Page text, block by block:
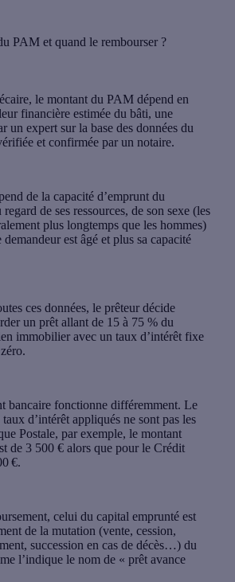
PAM et quand le rembourser ?
le montant du PAM dépend en
financière estimée du bâti, une
un expert sur la base des données du
et confirmée par un notaire.
de la capacité d’emprunt du
de ses ressources, de son sexe (les
plus longtemps que les hommes)
est âgé et plus sa capacité
ces données, le prêteur décide
un prêt allant de 15 à 75 % du
immobilier avec un taux d’intérêt fixe
.
bancaire fonctionne différemment. Le
d’intérêt appliqués ne sont pas les
Postale, par exemple, le montant
de 3 500 € alors que pour le Crédit
€.
celui du capital emprunté est
de la mutation (vente, cession,
succession en cas de décès…) du
l’indique le nom de « prêt avance